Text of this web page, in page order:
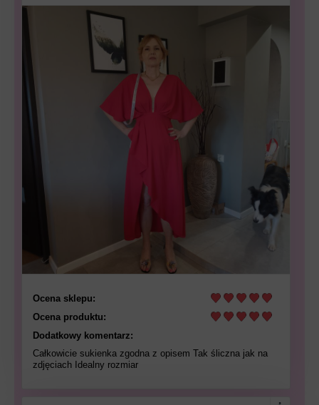
Ocena sklepu:
Ocena produktu:
Dodatkowy komentarz:
Całkowicie sukienka zgodna z opisem Tak śliczna jak na
zdjęciach Idealny rozmiar